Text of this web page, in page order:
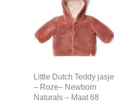
Little Dutch Teddy jasje
– Roze– Newborn
Naturals – Maat 68
was:
€39,99.
is:
€31,59.